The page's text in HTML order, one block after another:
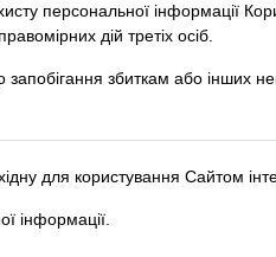
персональної інформації
дій третіх осіб.
збиткам або інших
для користування Сайтом
інформації.